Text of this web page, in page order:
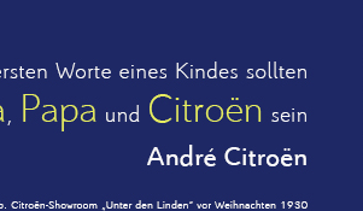
ECO 2000 |1.200